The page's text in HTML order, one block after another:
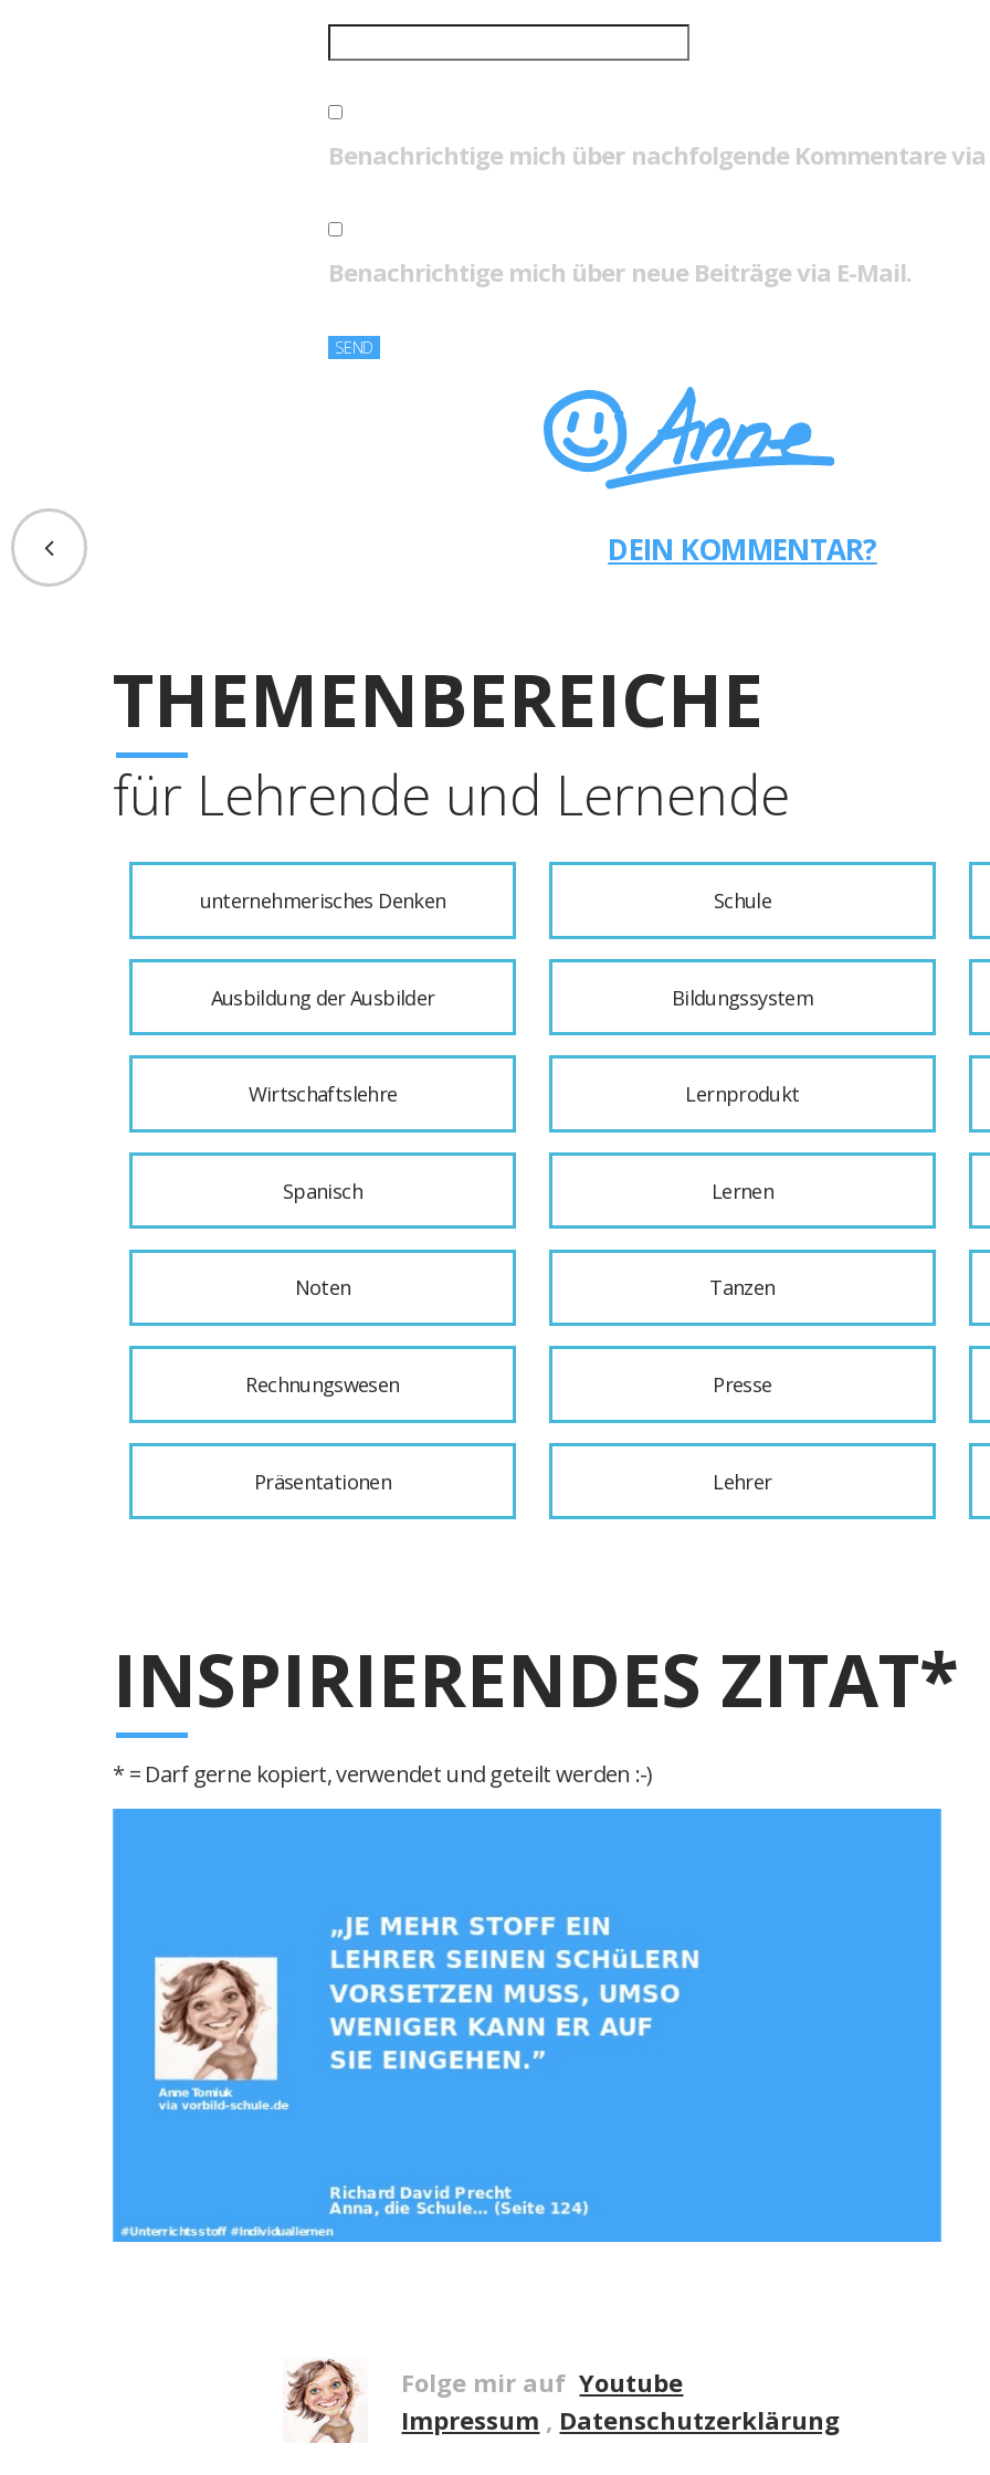
Benachrichtige mich über nachfolgende Kommentare via
Benachrichtige mich über neue Beiträge via E-Mail.
DEIN KOMMENTAR?
THEMENBEREICHE
für Lehrende und Lernende
unternehmerisches Denken Schule
Ausbildung der Ausbilder Bildungssystem
Wirtschaftslehre Lernprodukt
Spanisch Lernen
Noten Tanzen
Rechnungswesen Presse
Präsentationen Lehrer
INSPIRIERENDES ZITAT*
* = Darf gerne kopiert, verwendet und geteilt werden :-)
Folge mir auf Youtube
Impressum , Datenschutzerklärung